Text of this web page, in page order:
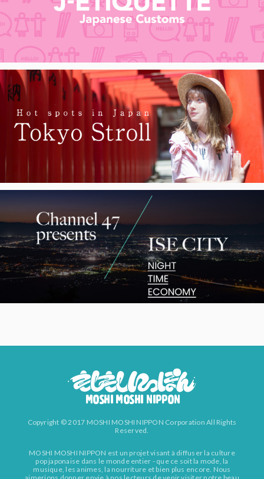
Copyright © 2017 MOSHI MOSHI NIPPON Corporation All Rights
Reserved.
MOSHI MOSHI NIPPON est un projet visant à diffuser la culture
pop japonaise dans le monde entier - que ce soit la mode, la
musique, les animes, la nourriture et bien plus encore. Nous